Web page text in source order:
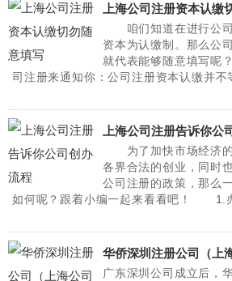
上海公司注册资本认缴
咱们知道在进行公司
资本为认缴制。那么公
就代表能够随意填写呢
司注册来通知你：公司注册资本认缴并不
上海公司注册告诉你公
为了加快市场经济的
各界合法的创业，同时
公司注册的政策，那么
如何呢？跟着小编一起来看看吧！ 1.
华侨深圳注册公司（上
广东深圳公司成立后，